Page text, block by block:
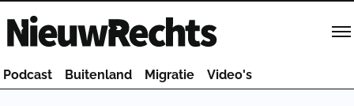
Homepage van NieuwRechts
Podcast Buitenland Migratie Video's